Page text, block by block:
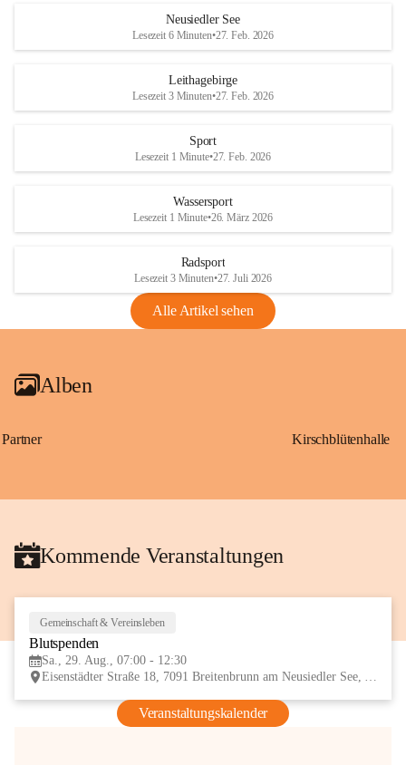
S
und den daraus folgenden wirtschaftlichen
Maßnahmen zur Bekämpfung
Rebe und der Amerikanischen
Anhang VBl. EU Nr. 18
1 Seite•1,4 MB
VBl. EU Nr. 18_2026
r
S
Neusiedler See
Lesezeit 6 Minuten•27. Feb. 2026
Leithagebirge
Lesezeit 3 Minuten•27. Feb. 2026
Sport
Lesezeit 1 Minute•27. Feb. 2026
Wassersport
Lesezeit 1 Minute•26. März 2026
Radsport
Lesezeit 3 Minuten•27. Juli 2026
Alle Artikel sehen
Alben
Partner Kirschblütenhalle
Kommende Veranstaltungen
Gemeinschaft & Vereinsleben
Blutspenden
Sa., 29. Aug., 07:00 - 12:30
Eisenstädter Straße 18, 7091 Breitenbrunn am Neusiedler See, AUT
Veranstaltungskalender